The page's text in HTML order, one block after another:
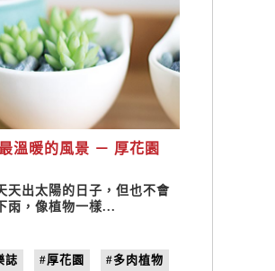
溫暖的風景 － 厚花園
天出太陽的日子，但也不會
雨，像植物一樣...
誌 #厚花園 #多肉植物